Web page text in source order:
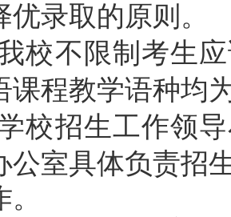
录取的原则。
校不限制考生
课程教学语种均
校招生工作领
公室具体负责招